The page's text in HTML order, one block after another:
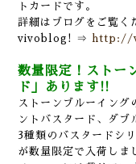
トカードです。
詳細はブログをご覧く
vivoblog! ⇒
http://
数量限定！ストー
ド」あります!!
ストーンブルーイング
ントバスタード、ダブ
3種類の バスタードシ
が数量限定で入荷しま